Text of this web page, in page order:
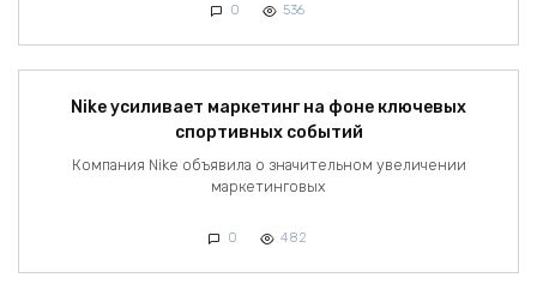
0 536
Nike усиливает маркетинг на фоне ключевых
спортивных событий
Компания Nike объявила о значительном увеличении
маркетинговых
0 482